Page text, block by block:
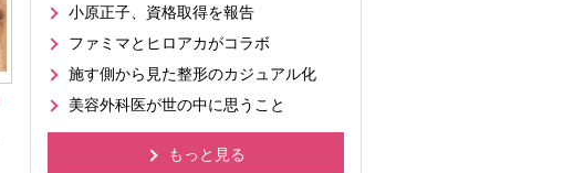
小原正子、資格取得を報告
ファミマとヒロアカがコラボ
施す側から見た整形のカジュアル化
美容外科医が世の中に思うこと
もっと見る